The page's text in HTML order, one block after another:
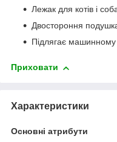
Лежак для котів і
Двостороння
Підлягає
Приховати
Характеристики
Основні атрибути